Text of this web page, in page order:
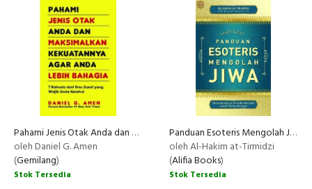
Pahami Jenis Otak Anda dan Maksimalkan Kekuatannya Agar Anda Lebih Bahagia
oleh Daniel G. Amen
(Gemilang)
Stok Tersedia
Panduan Esoteris Mengolah Jiwa: Menumbuhkan Perilaku Beradab untuk Hidup Bahagia
oleh Al-Hakim at-Tirmidzi
(Alifia Books)
Stok Tersedia